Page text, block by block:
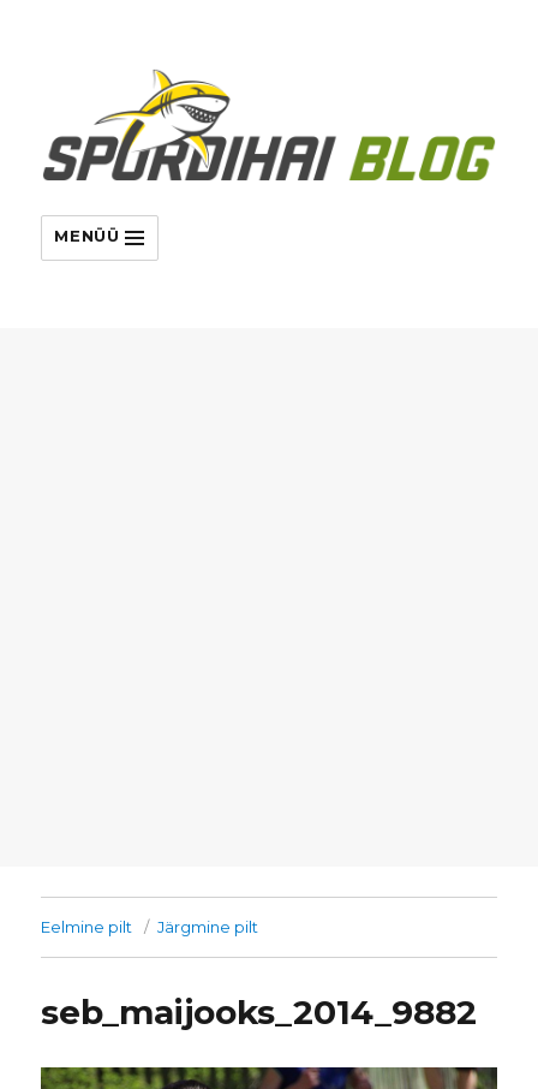
MENÜÜ
Eelmine pilt Järgmine pilt
seb_maijooks_2014_9882